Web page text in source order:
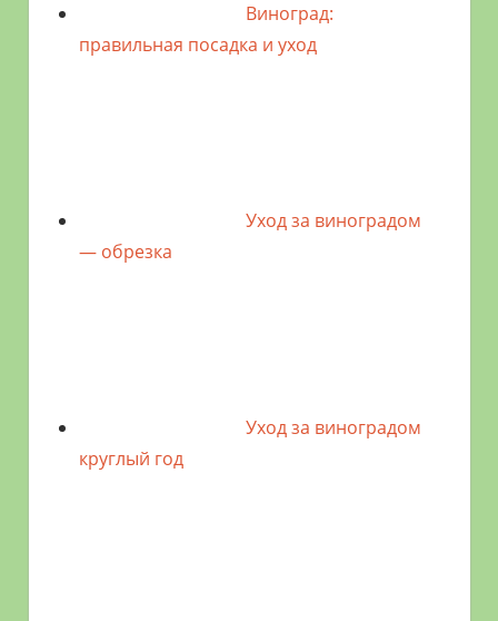
Виноград:
правильная посадка и уход
Уход за виноградом
— обрезка
Уход за виноградом
круглый год